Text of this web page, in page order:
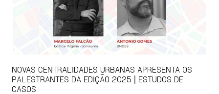
NOVAS CENTRALIDADES URBANAS APRESENTA OS
PALESTRANTES DA EDIÇÃO 2025 | ESTUDOS DE
CASOS